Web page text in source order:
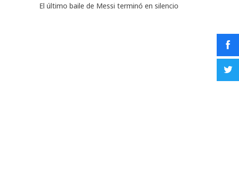
El último baile de Messi terminó en silencio